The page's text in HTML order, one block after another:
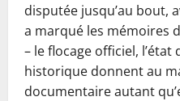
disputée jusqu’au bout,
a marqué les mémoires
– le flocage officiel,
historique donnent au
documentaire autant